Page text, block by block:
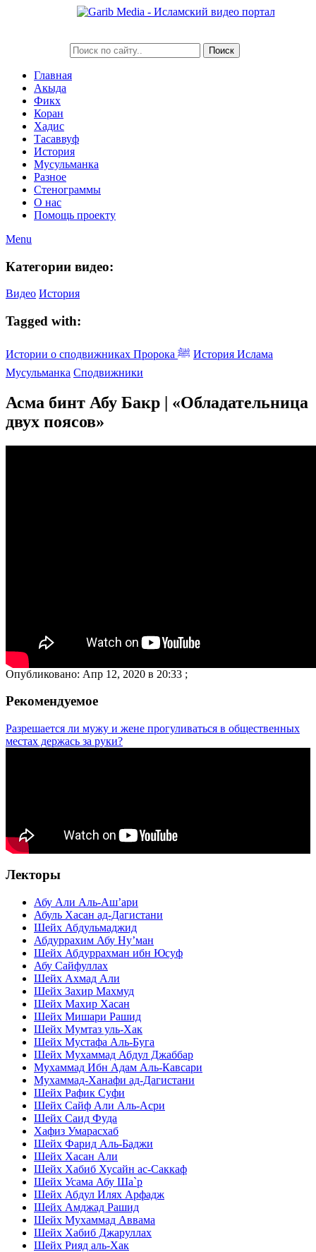
Главная
Акыда
Фикх
Коран
Хадис
Тасаввуф
История
Мусульманка
Разное
Стенограммы
О нас
Помощь проекту
Menu
Категории видео:
Видео История
Tagged with:
Истории о сподвижниках Пророка ﷺ История Ислама
Мусульманка Сподвижники
Асма бинт Абу Бакр | «Обладательница
двух поясов»
Опубликовано: Апр 12, 2020 в 20:33 ;
Рекомендуемое
Разрешается ли мужу и жене прогуливаться в общественных
местах держась за руки?
Лекторы
Абу Али Аль-Аш’ари
Абуль Хасан ад-Дагистани
Шейх Абдульмаджид
Абдуррахим Абу Ну’ман
Шейх Абдуррахман ибн Юсуф
Абу Сайфуллах
Шейх Ахмад Али
Шейх Захир Махмуд
Шейх Махир Хасан
Шейх Мишари Рашид
Шейх Мумтаз уль-Хак
Шейх Мустафа Аль-Буга
Шейх Мухаммад Абдул Джаббар
Мухаммад Ибн Адам Аль-Кавсари
Мухаммад-Ханафи ад-Дагистани
Шейх Рафик Суфи
Шейх Сайф Али Аль-Асри
Шейх Саид Фуда
Хафиз Умарасхаб
Шейх Фарид Аль-Баджи
Шейх Хасан Али
Шейх Хабиб Хусайн ас-Саккаф
Шейх Усама Абу Ша`р
Шейх Абдул Илях Арфадж
Шейх Амджад Рашид
Шейх Мухаммад Аввама
Шейх Хабиб Джаруллах
Шейх Рияд аль-Хак